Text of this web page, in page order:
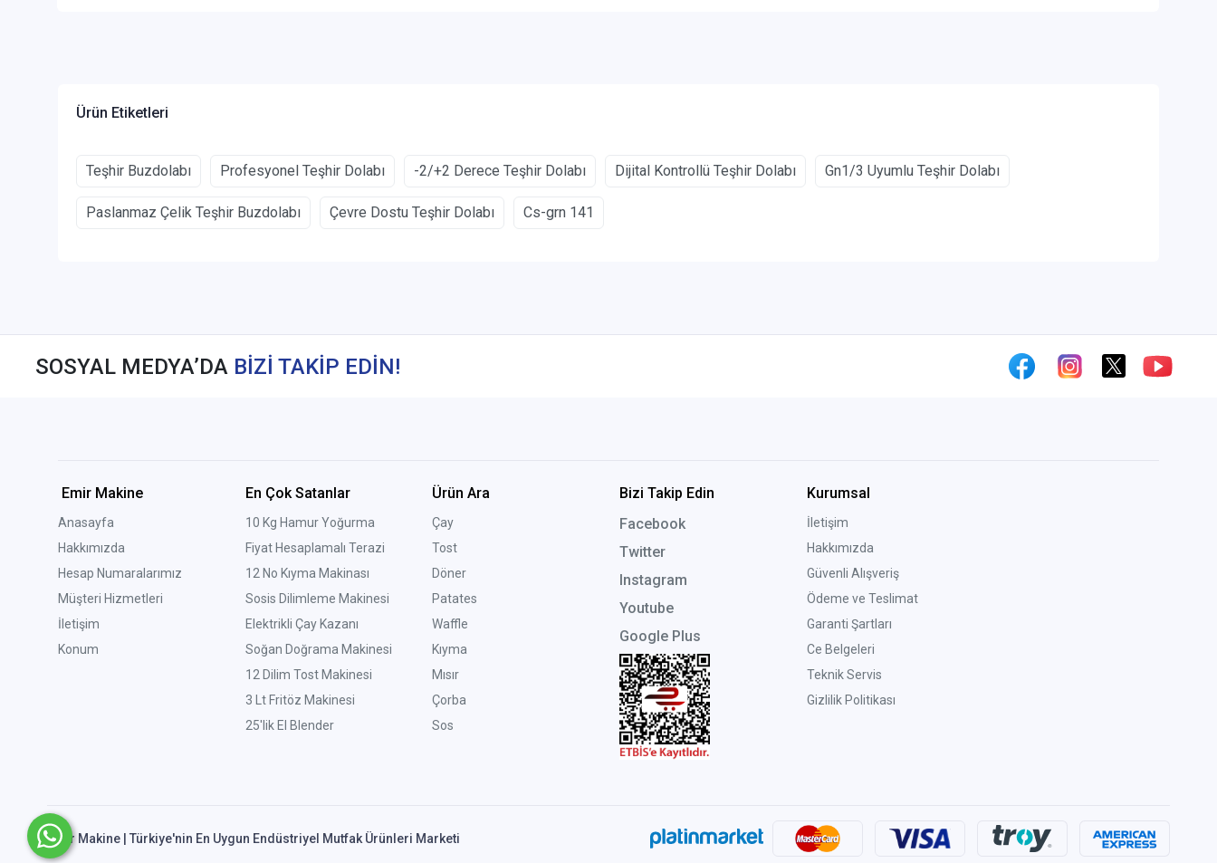
Ürün Etiketleri
Teşhir Buzdolabı Profesyonel Teşhir Dolabı -2/+2 Derece Teşhir Dolabı Dijital Kontrollü Teşhir Dolabı Gn1/3 Uyumlu Teşhir Dolabı
Paslanmaz Çelik Teşhir Buzdolabı Çevre Dostu Teşhir Dolabı Cs-grn 141
SOSYAL MEDYA’DA BİZİ TAKİP EDİN!
Emir Makine
Anasayfa
Hakkımızda
Hesap Numaralarımız
Müşteri Hizmetleri
İletişim
Konum
En Çok Satanlar
10 Kg Hamur Yoğurma
Fiyat Hesaplamalı Terazi
12 No Kıyma Makinası
Sosis Dilimleme Makinesi
Elektrikli Çay Kazanı
Soğan Doğrama Makinesi
12 Dilim Tost Makinesi
3 Lt Fritöz Makinesi
25'lik El Blender
Ürün Ara
Çay
Tost
Döner
Patates
Waffle
Kıyma
Mısır
Çorba
Sos
Bizi Takip Edin
Facebook
Twitter
Instagram
Youtube
Google Plus
Kurumsal
İletişim
Hakkımızda
Güvenli Alışveriş
Ödeme ve Teslimat
Garanti Şartları
Ce Belgeleri
Teknik Servis
Gizlilik Politikası
Emir Makine | Türkiye'nin En Uygun Endüstriyel Mutfak Ürünleri Marketi